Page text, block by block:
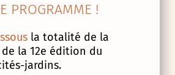
PROGRAMME !
la totalité de la
la 12e édition du
jardins.